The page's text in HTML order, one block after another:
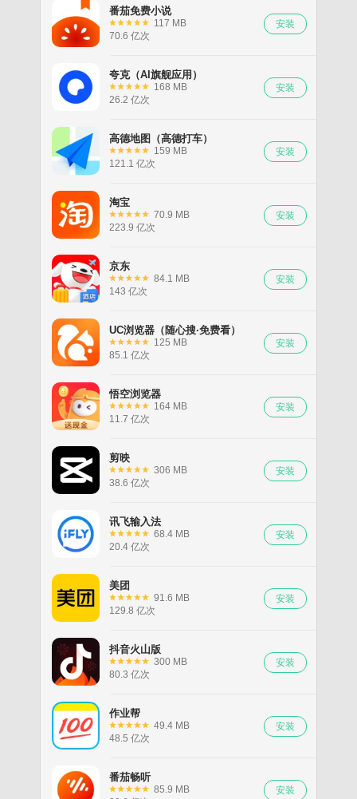
番茄免费小说
117 MB
70.6 亿次
夸克（AI旗舰应用）
168 MB
26.2 亿次
高德地图（高德打车）
159 MB
121.1 亿次
淘宝
70.9 MB
223.9 亿次
京东
84.1 MB
143 亿次
UC浏览器（随心搜·免费看）
125 MB
85.1 亿次
悟空浏览器
164 MB
11.7 亿次
剪映
306 MB
38.6 亿次
讯飞输入法
68.4 MB
20.4 亿次
美团
91.6 MB
129.8 亿次
抖音火山版
300 MB
80.3 亿次
作业帮
49.4 MB
48.5 亿次
番茄畅听
85.9 MB